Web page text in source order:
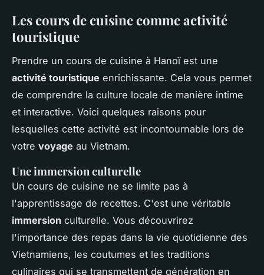
Les cours de cuisine comme activité
touristique
Prendre un cours de cuisine à Hanoï est une
activité touristique enrichissante. Cela vous permet
de comprendre la culture locale de manière intime
et interactive. Voici quelques raisons pour
lesquelles cette activité est incontournable lors de
votre voyage au Vietnam.
Une immersion culturelle
Un cours de cuisine ne se limite pas à
l'apprentissage de recettes. C'est une véritable
immersion culturelle. Vous découvrirez
l'importance des repas dans la vie quotidienne des
Vietnamiens, les coutumes et les traditions
culinaires qui se transmettent de génération en